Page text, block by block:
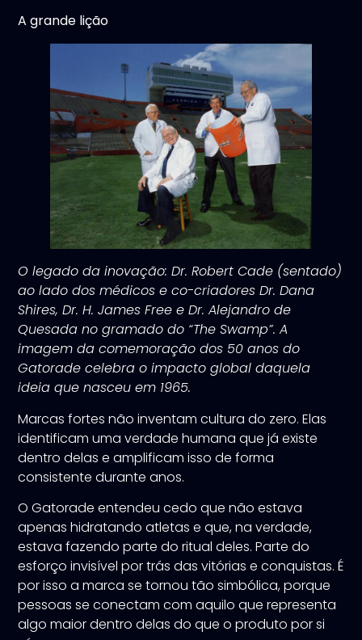
A grande lição
O legado da inovação: Dr. Robert Cade (sentado)
ao lado dos médicos e co-criadores Dr. Dana
Shires, Dr. H. James Free e Dr. Alejandro de
Quesada no gramado do “The Swamp”. A
imagem da comemoração dos 50 anos do
Gatorade celebra o impacto global daquela
ideia que nasceu em 1965.
Marcas fortes não inventam cultura do zero. Elas
identificam uma verdade humana que já existe
dentro delas e amplificam isso de forma
consistente durante anos.
O Gatorade entendeu cedo que não estava
apenas hidratando atletas e que, na verdade,
estava fazendo parte do ritual deles. Parte do
esforço invisível por trás das vitórias e conquistas. É
por isso a marca se tornou tão simbólica, porque
pessoas se conectam com aquilo que representa
algo maior dentro delas do que o produto por si